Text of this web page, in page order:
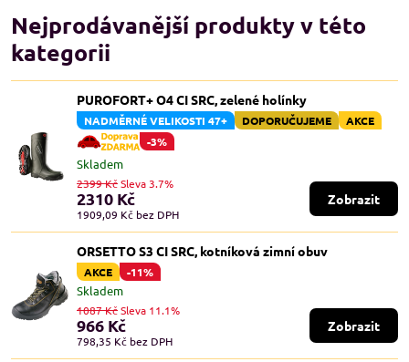
Nejprodávanější produkty v této
kategorii
PUROFORT+ O4 CI SRC, zelené holínky
NADMĚRNÉ VELIKOSTI 47+ DOPORUČUJEME
AKCE
-3%
Skladem
2310 Kč
1909,09 Kč bez DPH
2399 KčSleva 3.7%
Zobrazit
ORSETTO S3 CI SRC, kotníková zimní obuv
AKCE -11%
Skladem
966 Kč
798,35 Kč bez DPH
1087 KčSleva 11.1%
Zobrazit